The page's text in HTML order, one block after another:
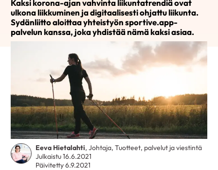
Kaksi korona-ajan vahvinta liikuntatrendiä ovat
ulkona liikkuminen ja digitaalisesti ohjattu liikunta.
Sydänliitto aloittaa yhteistyön sportive.app-
palvelun kanssa, joka yhdistää nämä kaksi asiaa.
Eeva Hietalahti, Johtaja, Tuotteet, palvelut ja viestintä
Julkaistu 16.6.2021
Päivitetty 6.9.2021